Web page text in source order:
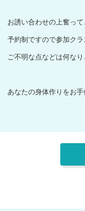
予約制ですので参加ク
ご不明な点などは何な
あなたの身体作りをお